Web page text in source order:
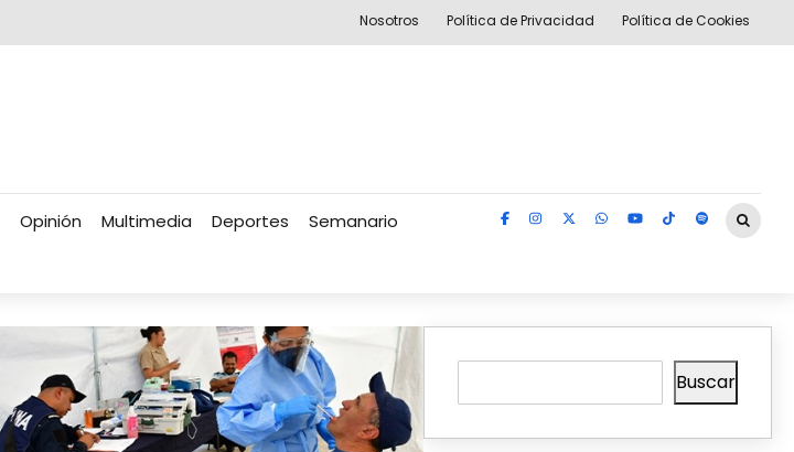
Nosotros Política de Privacidad Política de Cookies
Opinión Multimedia Deportes Semanario
Buscar